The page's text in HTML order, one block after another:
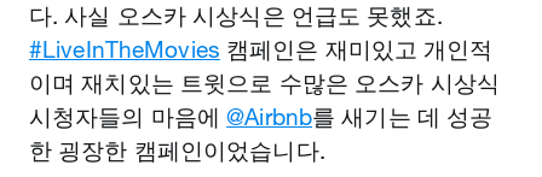
다. 사실 오스카 시상식은 언급도 못했죠.
#LiveInTheMovies 캠페인은 재미있고 개인적
이며 재치있는 트윗으로 수많은 오스카 시상식
시청자들의 마음에@Airbnb를 새기는 데 성공
한 굉장한 캠페인이었습니다.